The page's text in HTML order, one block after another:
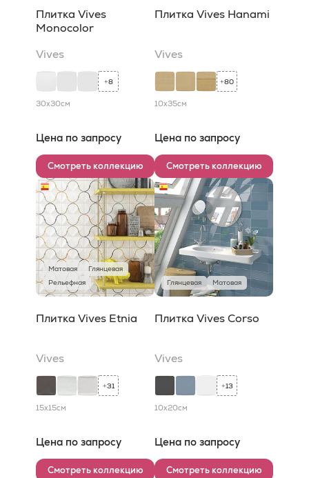
Плитка Vives
Monocolor
Vives
+8
30x30см
Цена по запросу
Смотреть коллекцию
Плитка Vives Hanami
Vives
+80
10x35см
Цена по запросу
Смотреть коллекцию
Матовая
Глянцевая
Рельефная
Плитка Vives Etnia
Vives
+31
15x15см
Цена по запросу
Смотреть коллекцию
Глянцевая Матовая
Плитка Vives Corso
Vives
+13
10x20см
Цена по запросу
Смотреть коллекцию